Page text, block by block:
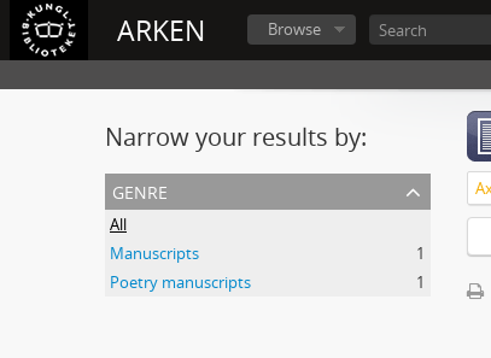
ARKEN Browse
Narrow your results by:
genre
All
Manuscripts
1
Poetry manuscripts
1